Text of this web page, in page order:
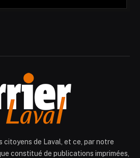
citoyens de Laval, et ce, par notre
constitué de publications imprimées,